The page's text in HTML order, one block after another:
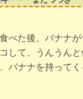
べた後、バナナ
して、うんうん
バナナを持って